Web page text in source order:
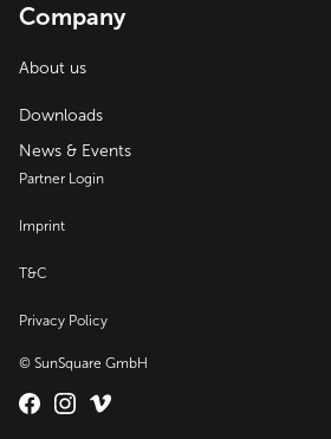
Company
About us
Downloads
News & Events
Partner Login
Imprint
T&C
Privacy Policy
© SunSquare GmbH